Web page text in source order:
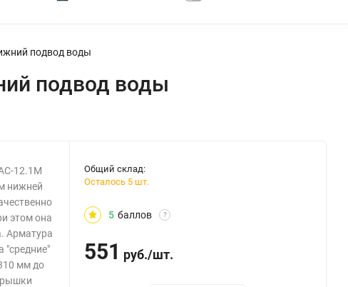
подвод воды
подвод воды
12.1M
нижней
этом она
Арматура
"средние"
мм до
Общий склад:
Осталось 5 шт.
5 баллов ?
551 руб./шт.